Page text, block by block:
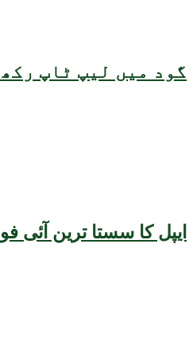
گود میں لیپ ٹاپ
ایپل کا سستا ترین آئی فون 17 ای فروری 2026 میں متعارف ہونے کا امکان، قیمت بھی